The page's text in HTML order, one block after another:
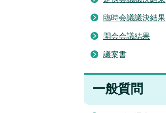
臨時会議議決結果
開会会議結果
議案書
一般質問